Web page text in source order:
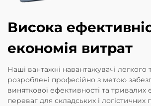
Висока
економія витрат
Наші вантажні навантажувачі легкого
розроблені професійно з метою
виняткової ефективності та тривалих
переваг для складських і логістичних